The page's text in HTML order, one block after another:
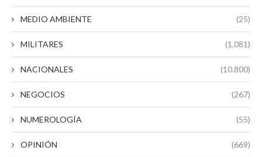
MEDIO AMBIENTE (25)
MILITARES (1.081)
NACIONALES (10.800)
NEGOCIOS (267)
NUMEROLOGÍA (55)
OPINIÓN (669)